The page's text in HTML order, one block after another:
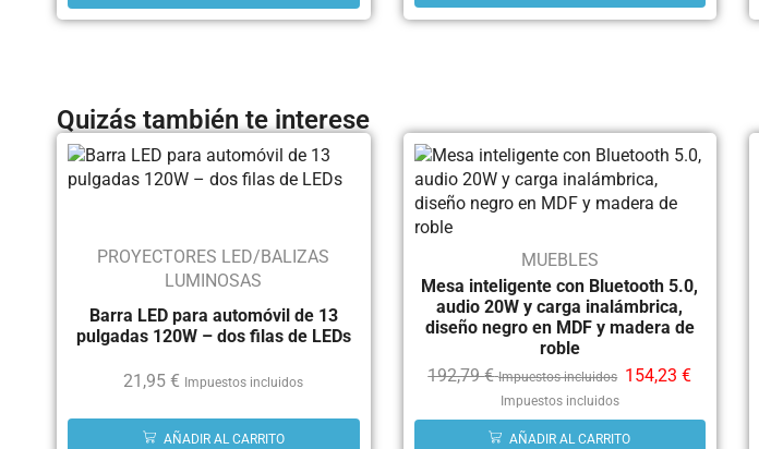
Quizás también te interese
PROYECTORES LED/BALIZAS
LUMINOSAS
Barra LED para automóvil de 13
pulgadas 120W – dos filas de LEDs
21,95€ Impuestos incluidos
AÑADIR AL CARRITO
MUEBLES
Mesa inteligente con Bluetooth 5.0,
audio 20W y carga inalámbrica,
diseño negro en MDF y madera de
roble
192,79€ Impuestos incluidos 154,23€
Impuestos incluidos
AÑADIR AL CARRITO